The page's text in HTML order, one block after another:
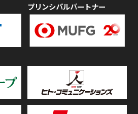
プリンシパルパートナー